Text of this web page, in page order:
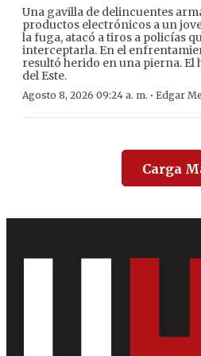
Una gavilla de delincuentes
productos electrónicos a un
la fuga, atacó a tiros a policías
interceptarla. En el
resultó herido en una pierna. El
del Este.
Agosto 8, 2026 09:24 a. m. · Edgar
Carga